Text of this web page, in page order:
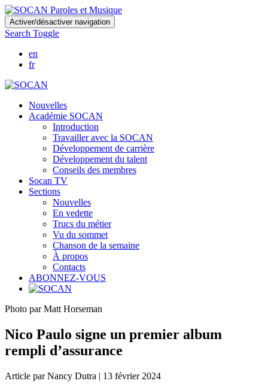
Skip
to
main
content
Activer/désactiver navigation
Search Toggle
en
fr
Nouvelles
Académie SOCAN
Introduction
Travailler avec la SOCAN
Développement de carrière
Développement du talent
Conseils des membres
Socan TV
Sections
Nouvelles
En vedette
Trucs du métier
Vu du sommet
Chanson de la semaine
À propos
Contacts
ABONNEZ-VOUS
Photo par Matt Horseman
Nico Paulo signe un premier album
rempli d’assurance
Article par Nancy Dutra | 13 février 2024